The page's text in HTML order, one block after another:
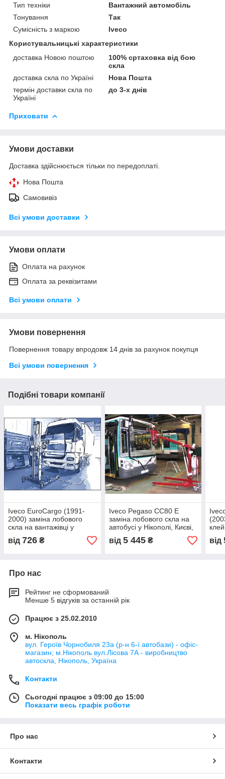
Тип техніки
Вантажний автомобіль
Тонування
Так
Сумісність з маркою
Iveco
Користувальницькі характеристики
доставка Новою поштою
100% сртаховка від бою
скла
доставка скла по Україні
Нова Пошта
термін доставки скла по
Україні
до 3-х днів
Приховати
Умови доставки
Доставка здійснюється тільки по передоплаті.
Нова Пошта
Самовивіз
Всі умови доставки
Умови оплати
Оплата на рахунок
Оплата за реквізитами
Всі умови оплати
Умови повернення
Повернення товару впродовж 14 днів за рахунок покупця
Всі умови повернення
Подібні товари компанії
Iveco EuroCargo (1991-
2000) заміна лобового
скла на вантажівці у
Нікополі, Києві, Дніпрі
від 726 ₴
Iveco Pegaso СС80 E
заміна лобового скла на
автобусі у Нікополі, Києві,
Дніпрі
від 5 445₴ від
Про нас
Рейтинг не сформований
Менше 5 відгуків за останній рік
Працює з 25.02.2010
м. Нікополь
вул. Героїв Чорнобиля 23а (р-н 6-ї автобази) - офіс-
магазин; м.Нікополь вул.Лісова 7А - виробництво
автоскла, Нікополь, Україна
Контакти
Сьогодні працює з 09:00 до 15:00
Показати весь графік роботи
Про нас
Контакти